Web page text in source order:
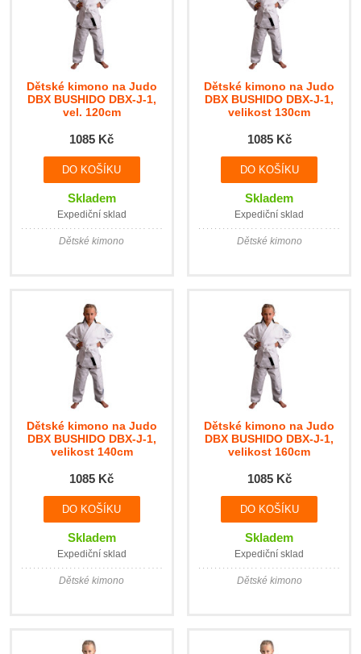
Dětské kimono na Judo
DBX BUSHIDO DBX-J-1,
vel. 120cm
1085 Kč
Skladem
Expediční sklad
Dětské kimono
Dětské kimono na Judo
DBX BUSHIDO DBX-J-1,
velikost 130cm
1085 Kč
Skladem
Expediční sklad
Dětské kimono
Dětské kimono na Judo
DBX BUSHIDO DBX-J-1,
velikost 140cm
1085 Kč
Skladem
Expediční sklad
Dětské kimono
Dětské kimono na Judo
DBX BUSHIDO DBX-J-1,
velikost 160cm
1085 Kč
Skladem
Expediční sklad
Dětské kimono